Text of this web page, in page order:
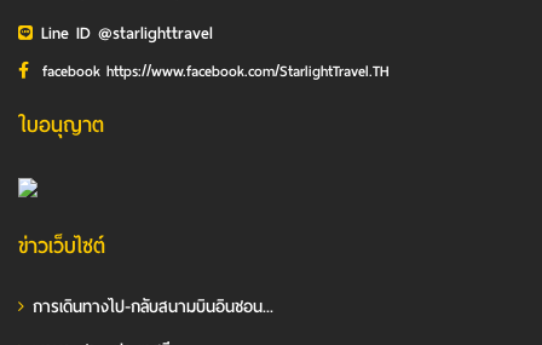
Line ID @starlighttravel
facebook https://www.facebook.com/StarlightTravel.TH
ใบอนุญาต
ข่าวเว็บไซต์
การเดินทางไป-กลับสนามบินอินชอน...